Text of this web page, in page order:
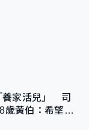
養家活兒」 司
黃伯：希望一